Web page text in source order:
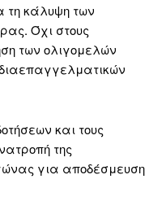
τη κάλυψη των
Όχι στους
των ολιγομελών
και τους
της
για αποδέσμευση